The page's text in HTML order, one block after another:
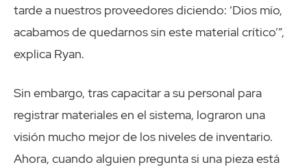
tarde a nuestros proveedores diciendo: ‘Dios mío,
acabamos de quedarnos sin este material crítico’”,
explica Ryan.
Sin embargo, tras capacitar a su personal para
registrar materiales en el sistema, lograron una
visión mucho mejor de los niveles de inventario.
Ahora, cuando alguien pregunta si una pieza está